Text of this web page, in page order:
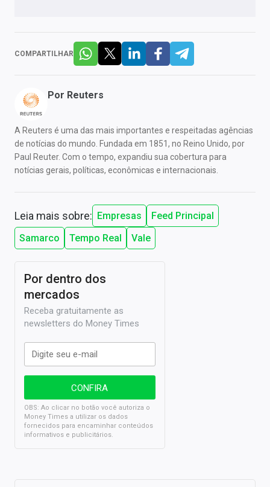
COMPARTILHAR
Por Reuters
A Reuters é uma das mais importantes e respeitadas agências
de notícias do mundo. Fundada em 1851, no Reino Unido, por
Paul Reuter. Com o tempo, expandiu sua cobertura para
notícias gerais, políticas, econômicas e internacionais.
Leia mais sobre: Empresas
Feed Principal
Samarco
Tempo Real Vale
Por dentro dos
mercados
Receba gratuitamente as
newsletters do Money Times
OBS: Ao clicar no botão você autoriza o
Money Times a utilizar os dados
fornecidos para encaminhar conteúdos
informativos e publicitários.